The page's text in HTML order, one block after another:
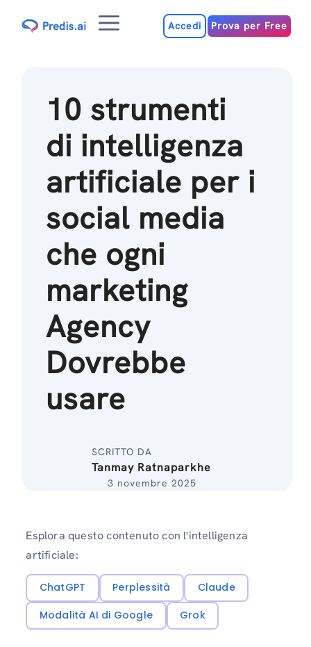
MenuAccedi Prova per Free
10 strumenti
di intelligenza
artificiale per i
social media
che ogni
marketing
Agency
Dovrebbe
usare
SCRITTO DA
Tanmay Ratnaparkhe
3 novembre 2025
Esplora questo contenuto con l'intelligenza
artificiale:
ChatGPT Perplessità
Claude
Modalità AI di Google
Grok